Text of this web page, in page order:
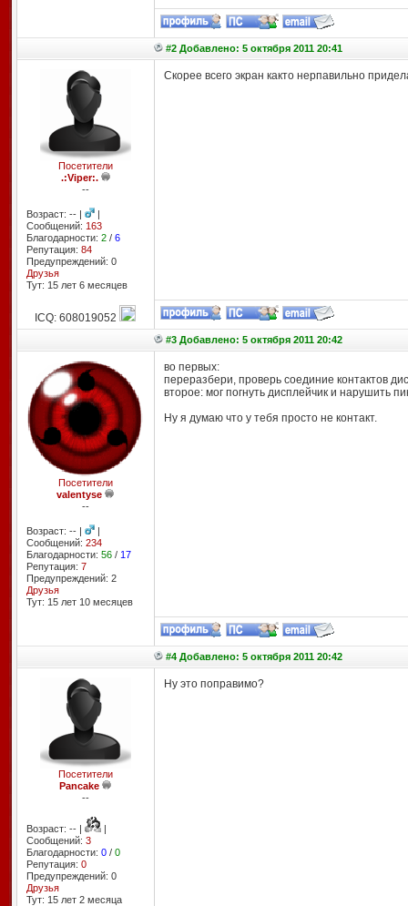
#2 Добавлено: 5 октября 2011 20:41
Посетители
.:Viper:.
--
Возраст: -- |
|
Сообщений: 163
Благодарности: 2/ 6
Репутация: 84
Предупреждений: 0
Друзья
Тут: 15 лет 6 месяцев
Скорее всего экран както нерпавильно
ICQ: 608019052
#3 Добавлено: 5 октября 2011 20:42
Посетители
valentyse
--
Возраст: -- |
|
Сообщений: 234
Благодарности: 56/ 17
Репутация: 7
Предупреждений: 2
Друзья
Тут: 15 лет 10 месяцев
во первых:
переразбери, проверь соединие контактов
второе: мог погнуть дисплейчик и нарушить
Ну я думаю что у тебя просто не контакт.
#4 Добавлено: 5 октября 2011 20:42
Посетители
Pancake
--
Возраст: -- |
|
Сообщений: 3
Благодарности: 0/ 0
Репутация: 0
Предупреждений: 0
Друзья
Тут: 15 лет 2 месяцa
Ну это поправимо?